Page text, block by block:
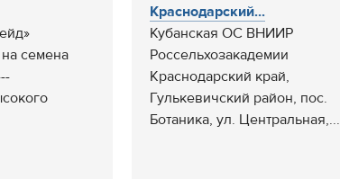
семена
Краснодарский...
Кубанская ОС ВНИИР
Россельхозакадемии
Краснодарский край,
Гулькевичский район, пос.
Ботаника, ул. Центральная,...